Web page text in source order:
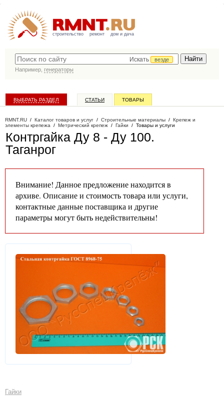
строительство ремонт дом и дача
Искать
везде
Например, генераторы
ВЫБРАТЬ РАЗДЕЛ СТАТЬИ ТОВАРЫ
RMNT.RU / Каталог товаров и услуг / Строительные материалы / Крепеж и
элементы крепежа / Метрический крепеж / Гайки / Товары и услуги
Контргайка Ду 8 - Ду 100.
Таганрог
Внимание! Данное предложение находится в
архиве. Описание и стоимость товара или услуги,
контактные данные поставщика и другие
параметры могут быть недействительны!
Гайки